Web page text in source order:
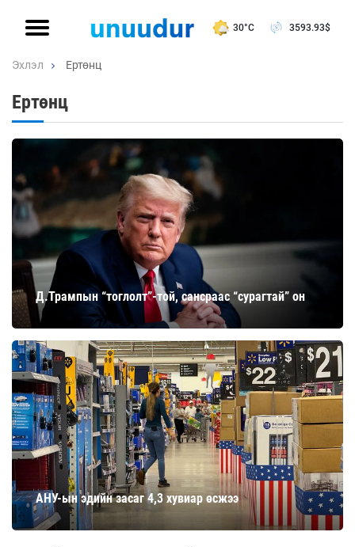
30°C 3593.93$
Эхлэл Ертөнц
Ертөнц
Д.Трампын “тоглолт”-той, сансраас “сурагтай” он
АНУ-ын эдийн засаг 4,3 хувиар өсжээ